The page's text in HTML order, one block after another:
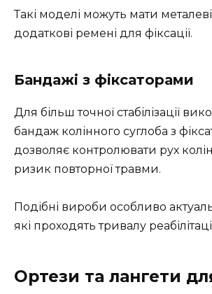
Такі моделі можуть мати
додаткові ремені для фіксації.
Бандажі з фіксаторами
Для більш точної стабілізації
бандаж колінного суглоба з
дозволяє контролювати рух
ризик повторної травми.
Подібні вироби особливо
які проходять тривалу
Ортези та лангети